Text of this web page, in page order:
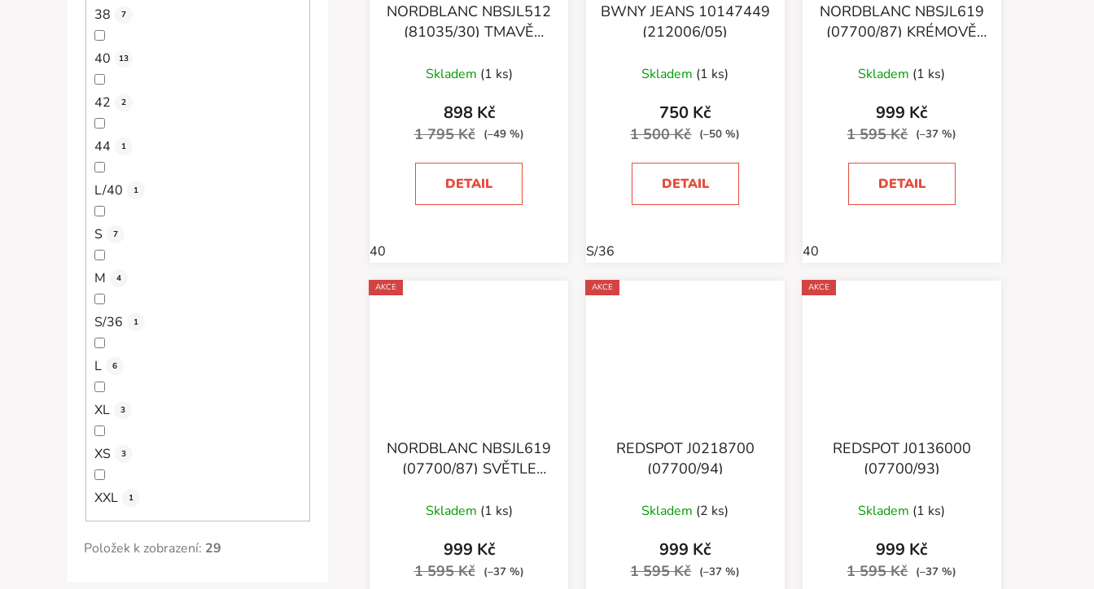
38 7
40 13
42 2
44 1
L/40 1
S 7
M 4
S/36 1
L 6
XL 3
XS 3
XXL 1
Položek k zobrazení: 29
NORDBLANC NBSJL512
(81035/30) TMAVĚ
Skladem (1 ks)
898 Kč
1 795 Kč (–49 %)
DETAIL
40
BWNY JEANS 10147449
(212006/05)
Skladem (1 ks)
750 Kč
1 500 Kč (–50 %)
DETAIL
S/36
NORDBLANC NBSJL619
(07700/87) KRÉMOVĚ
Skladem (1 ks)
999 Kč
1 595 Kč (–37 %)
DETAIL
40
AKCE
NORDBLANC NBSJL619
(07700/87) SVĚTLE
Skladem (1 ks)
999 Kč
1 595 Kč (–37 %)
AKCE
REDSPOT J0218700
(07700/94)
Skladem (2 ks)
999 Kč
1 595 Kč (–37 %)
AKCE
REDSPOT J0136000
(07700/93)
Skladem (1 ks)
999 Kč
1 595 Kč (–37 %)